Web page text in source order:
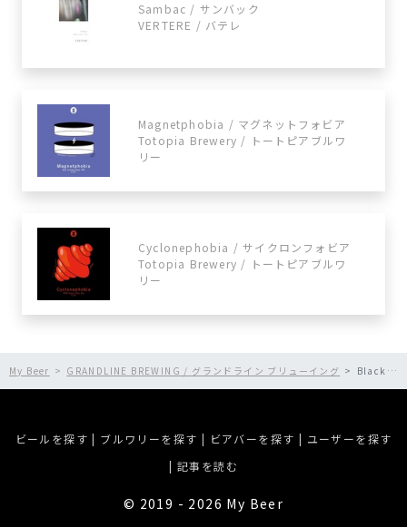
Sambac / サンバック
VERTERE / バテレ
Magnetphobia / マグネットフォビア
Totopia Brewery / トートピアブルワ
リー
Cyclonephobia / サイクロンフォビア
Totopia Brewery / トートピアブルワ
リー
My Beer GRANDLINE BREWING / グランドライン ブリューイング Black Summer / ブラックサマー
ビールを探す | ブルワリーを探す | ビアバーを探す | ユーザーを探す
| 記事を読む
©︎ 2019 - 2026 My Beer